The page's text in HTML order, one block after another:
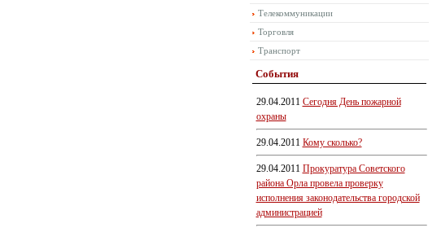
Телекоммуникации
Торговля
Транспорт
События
29.04.2011 Сегодня День пожарной
охраны
29.04.2011 Кому сколько?
29.04.2011 Прокуратура Советского
района Орла провела проверку
исполнения законодательства городской
администрацией